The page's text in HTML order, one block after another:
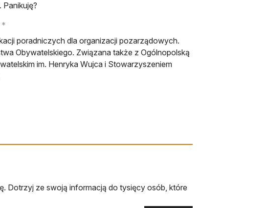
poradniczych dla organizacji pozarządowych.
Obywatelskiego. Związana także z Ogólnopolską
im. Henryka Wujca i Stowarzyszeniem
Dotrzyj ze swoją informacją do tysięcy osób, które